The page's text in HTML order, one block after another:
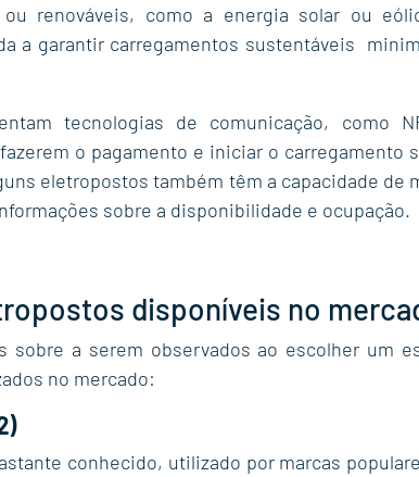
ou renováveis, como a energia solar ou
a garantir carregamentos sustentáveis
tecnologias de comunicação, como
o pagamento e iniciar o carregamento
eletropostos também têm a capacidade de
sobre a disponibilidade e ocupação.
disponíveis no
sobre a serem observados ao escolher um
no mercado:
conhecido, utilizado por marcas